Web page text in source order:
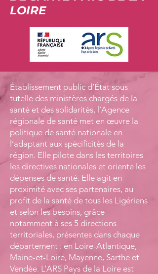
LOIRE
Établissement public d’État sous
tutelle des ministères chargés de la
santé et des solidarités, l’Agence
régionale de santé met en œuvre la
politique de santé nationale en
l’adaptant aux spécificités de la
région. Elle pilote dans les territoires
les directives nationales et oriente les
dépenses de santé. Elle agit en
proximité avec ses partenaires, au
profit de la santé de tous les Ligériens
et selon les besoins, grâce
notamment à ses 5 directions
territoriales, présentes dans chaque
département : en Loire-Atlantique,
Maine-et-Loire, Mayenne, Sarthe et
Vendée. L’ARS Pays de la Loire est